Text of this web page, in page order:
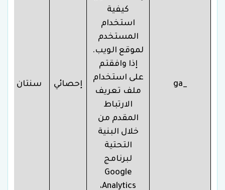
_ga
كيفية
استخدام
المستخدم
لموقع الويب.
إذا وافقتم
على استخدام
ملف تعريف
الارتباط
المقدم من
خلال البنية
التحتية
لبرنامج
Google
Analytics،
إحصائي سنتان